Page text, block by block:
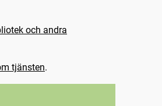
och andra
tjänsten.